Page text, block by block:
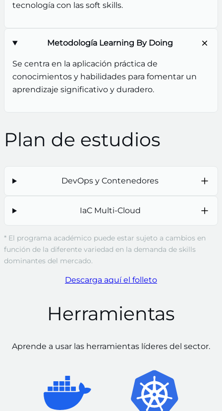
tecnología con las soft skills.
Metodología Learning By Doing
Se centra en la aplicación práctica de
conocimientos y habilidades para fomentar un
aprendizaje significativo y duradero.
Plan de estudios
DevOps y Contenedores
IaC Multi-Cloud
* El programa académico puede estar sujeto a cambios en
función de la diferente variedad en la demanda de skills
dominantes del mercado.
Descarga aquí el folleto
Herramientas
Aprende a usar las herramientas líderes del sector.